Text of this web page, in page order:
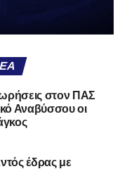
στον ΠΑΣ
Αναβύσσου οι
έδρας με